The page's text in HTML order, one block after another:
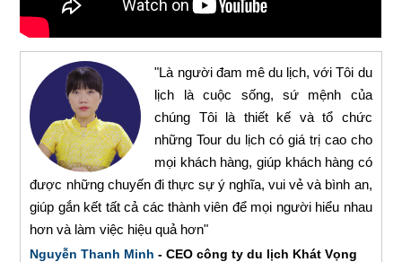
"Là người đam mê du lịch, với Tôi du
lịch là cuộc sống, sứ mệnh của
chúng Tôi là thiết kế và tổ chức
những Tour du lịch có giá trị cao cho
mọi khách hàng, giúp khách hàng có
được những chuyến đi thực sự ý nghĩa, vui vẻ và bình an,
giúp gắn kết tất cả các thành viên để mọi người hiểu nhau
hơn và làm việc hiệu quả hơn"
Nguyễn Thanh Minh - CEO công ty du lịch Khát Vọng